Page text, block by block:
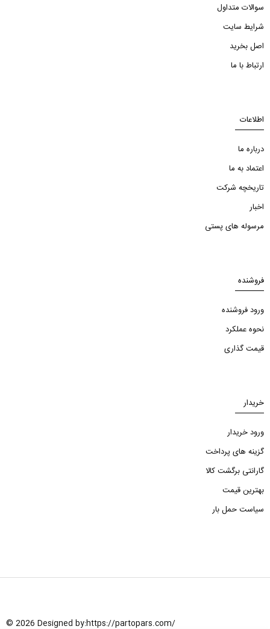
سوالات متداول
شرایط سایت
اصل بخرید
ارتباط با ما
اطلاعات
درباره ما
اعتماد به ما
تاریخچه شرکت
اخبار
مرسوله های پستی
فروشنده
ورود فروشنده
نحوه عملکرد
قیمت گذاری
خریدار
ورود خریدار
گزینه های پرداخت
گارانتی برگشت کالا
بهترین قیمت
سیاست حمل بار
© 2026 Designed by:https://partopars.com/